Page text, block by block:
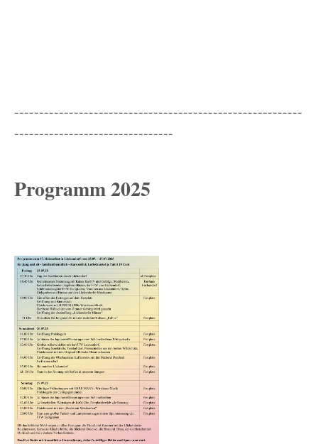
----------------------------------------------------------
--------------------------------
Programm 2025